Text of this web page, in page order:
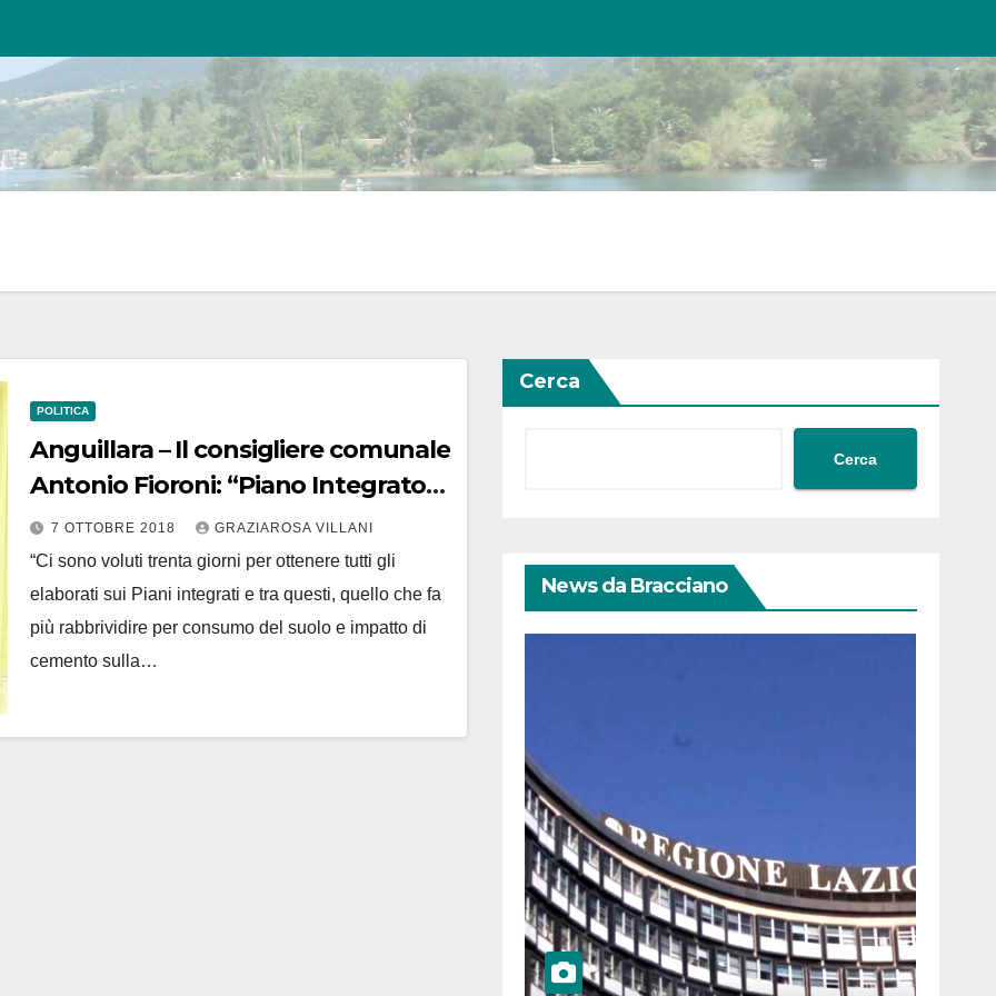
POLITICA
Anguillara – Il consigliere comunale
Antonio Fioroni: “Piano Integrato
Minerva un ecomostro
devastante”
7 OTTOBRE 2018 GRAZIAROSA VILLANI
“Ci sono voluti trenta giorni per ottenere tutti gli
elaborati sui Piani integrati e tra questi, quello che fa
più rabbrividire per consumo del suolo e impatto di
cemento sulla…
Cerca
Cerca
News da Bracciano